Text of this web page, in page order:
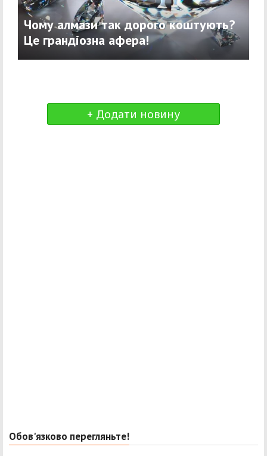
Чому алмази так дорого коштують?
Це грандіозна афера!
+ Додати новину
Обов'язково перегляньте!